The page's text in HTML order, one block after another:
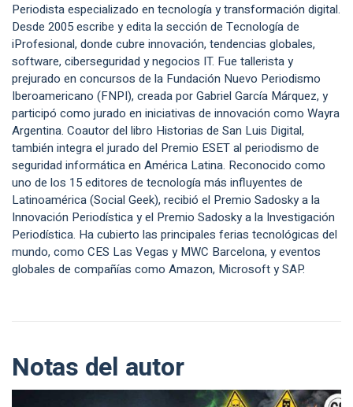
Periodista especializado en tecnología y transformación digital.
Desde 2005 escribe y edita la sección de Tecnología de
iProfesional, donde cubre innovación, tendencias globales,
software, ciberseguridad y negocios IT. Fue tallerista y
prejurado en concursos de la Fundación Nuevo Periodismo
Iberoamericano (FNPI), creada por Gabriel García Márquez, y
participó como jurado en iniciativas de innovación como Wayra
Argentina. Coautor del libro Historias de San Luis Digital,
también integra el jurado del Premio ESET al periodismo de
seguridad informática en América Latina. Reconocido como
uno de los 15 editores de tecnología más influyentes de
Latinoamérica (Social Geek), recibió el Premio Sadosky a la
Innovación Periodística y el Premio Sadosky a la Investigación
Periodística. Ha cubierto las principales ferias tecnológicas del
mundo, como CES Las Vegas y MWC Barcelona, y eventos
globales de compañías como Amazon, Microsoft y SAP.
Notas del autor